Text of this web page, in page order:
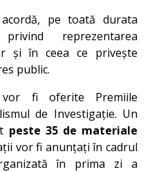
pe toată durata
reprezentarea
și în ceea ce privește
public.
fi oferite Premiile
de Investigație. Un
peste 35 de materiale
vor fi anunțați în cadrul
în prima zi a